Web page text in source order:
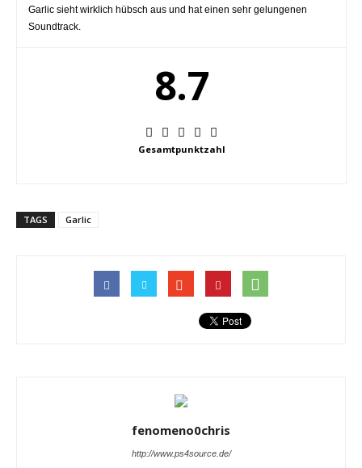
Garlic sieht wirklich hübsch aus und hat einen sehr gelungenen
Soundtrack.
8.7
Gesamtpunktzahl
TAGS Garlic
fenomeno0chris
http://www.ps4source.de/